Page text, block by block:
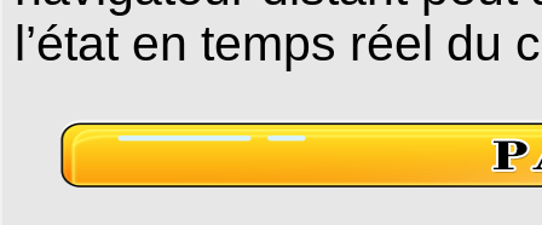
l’état en temps réel du